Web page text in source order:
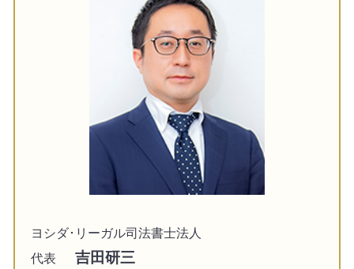
ヨシダ･リーガル司法書士法人
代表
吉田研三